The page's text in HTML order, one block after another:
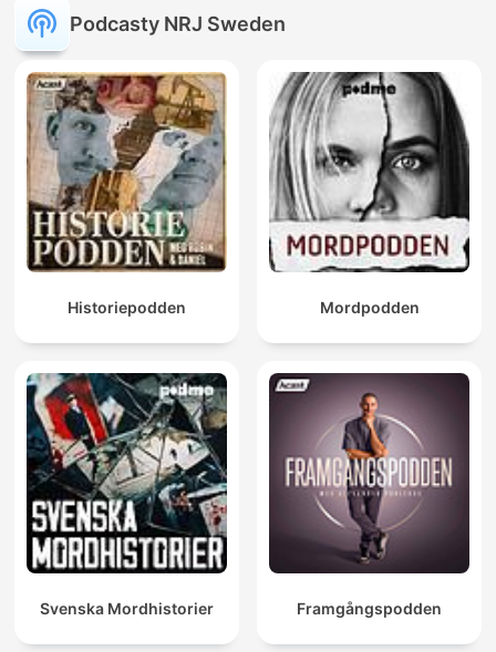
Podcasty NRJ Sweden
Historiepodden Mordpodden
Svenska Mordhistorier Framgångspodden